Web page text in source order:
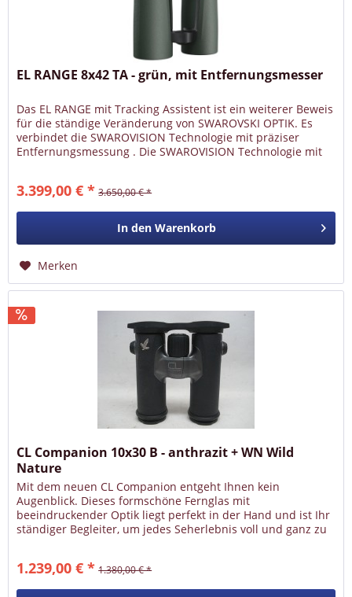
EL RANGE 8x42 TA - grün, mit Entfernungsmesser
Das EL RANGE mit Tracking Assistent ist ein weiterer Beweis
für die ständige Veränderung von SWAROVSKI OPTIK. Es
verbindet die SWAROVISION Technologie mit präziser
Entfernungsmessung . Die SWAROVISION Technologie mit
3.399,00 € * 3.650,00 € *
In den Warenkorb
Merken
CL Companion 10x30 B - anthrazit + WN Wild
Nature
Mit dem neuen CL Companion entgeht Ihnen kein
Augenblick. Dieses formschöne Fernglas mit
beeindruckender Optik liegt perfekt in der Hand und ist Ihr
ständiger Begleiter, um jedes Seherlebnis voll und ganz zu
1.239,00 € * 1.380,00 € *